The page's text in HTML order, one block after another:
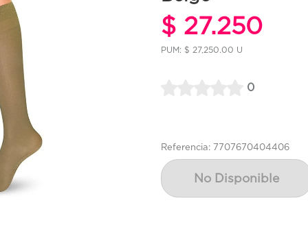
$ 27.250
PUM: $ 27,250.00 U
0
Referencia: 7707670404406
No Disponible